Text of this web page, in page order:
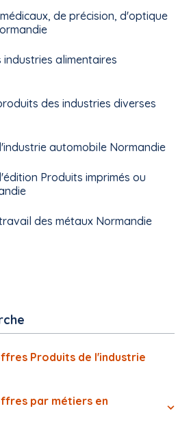
de précision, d'optique
industries alimentaires
des industries diverses
automobile Normandie
Produits imprimés ou
des métaux Normandie
Produits de l'industrie
par métiers en